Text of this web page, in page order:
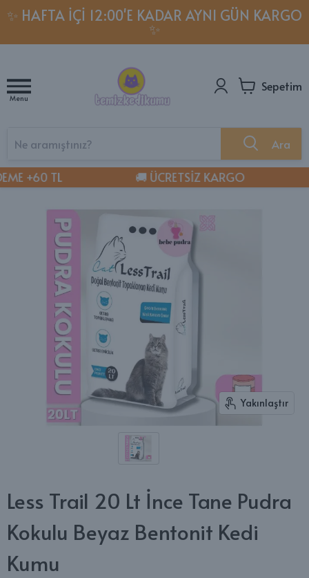
✨ HAFTA İÇI 12:00'E KADAR AYNI GÜN KARGO
✨
Menu
Sepetim
Ara
+60 TL 🚚 ÜCRETSİZ KARGO
Yakınlaştır
Less Trail 20 Lt İnce Tane Pudra
Kokulu Beyaz Bentonit Kedi
Kumu